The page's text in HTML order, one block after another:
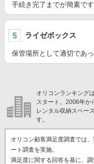
手続き完了までが簡素で
ライゼボックス
保管場所として適切であ
オリコンランキング
スタート。2006年か
レンタル収納スペー
す。
オリコン顧客満足度調査では
ート調査を実施。
満足度に関する回答を基に、